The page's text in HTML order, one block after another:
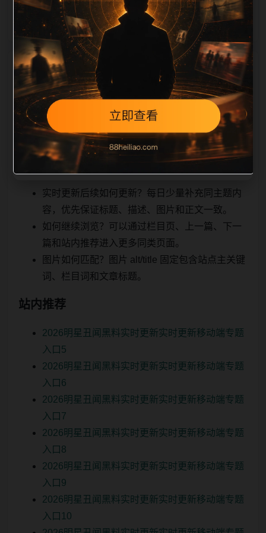
能被搜索引擎理解
相关问题与推荐
，也能让真实用户顺着栏目继续浏览。同站连续更新时
避免重复标题和重复首段，优先补充不同关键词、不同
栏目词和不同问题角度。栏目页则保留清晰入口，方便
后续专题自动归集。发布后按真实浏览器复查首屏、图
片、跳转体验、相关推荐和加载速度。
实时更新后续如何更新？每日少量补充同主题内
容，优先保证标题、描述、图片和正文一致。
如何继续浏览？可以通过栏目页、上一篇、下一
篇和站内推荐进入更多同类页面。
图片如何匹配？图片 alt/title 固定包含站点主关键
词、栏目词和文章标题。
站内推荐
2026明星丑闻黑料实时更新实时更新移动端专题
入口5
2026明星丑闻黑料实时更新实时更新移动端专题
入口6
2026明星丑闻黑料实时更新实时更新移动端专题
入口7
2026明星丑闻黑料实时更新实时更新移动端专题
入口8
2026明星丑闻黑料实时更新实时更新移动端专题
入口9
2026明星丑闻黑料实时更新实时更新移动端专题
入口10